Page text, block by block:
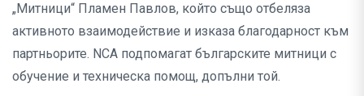
„Митници“ Пламен Павлов, който също отбеляза
активното взаимодействие и изказа благодарност към
партньорите. NCA подпомагат българските митници с
обучение и техническа помощ, допълни той.